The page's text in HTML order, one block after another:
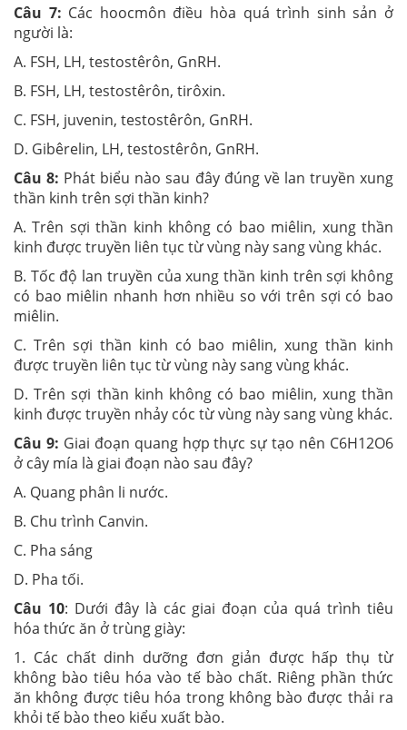
Câu 7: Các hoocmôn điều hòa quá trình sinh sản ở
người là:
A. FSH, LH, testostêrôn, GnRH.
B. FSH, LH, testostêrôn, tirôxin.
C. FSH, juvenin, testostêrôn, GnRH.
D. Gibêrelin, LH, testostêrôn, GnRH.
Câu 8: Phát biểu nào sau đây đúng về lan truyền xung
thần kinh trên sợi thần kinh?
A. Trên sợi thần kinh không có bao miêlin, xung thần
kinh được truyền liên tục từ vùng này sang vùng khác.
B. Tốc độ lan truyền của xung thần kinh trên sợi không
có bao miêlin nhanh hơn nhiều so với trên sợi có bao
miêlin.
C. Trên sợi thần kinh có bao miêlin, xung thần kinh
được truyền liên tục từ vùng này sang vùng khác.
D. Trên sợi thần kinh không có bao miêlin, xung thần
kinh được truyền nhảy cóc từ vùng này sang vùng khác.
Câu 9: Giai đoạn quang hợp thực sự tạo nên C6H12O6
ở cây mía là giai đoạn nào sau đây?
A. Quang phân li nước.
B. Chu trình Canvin.
C. Pha sáng
D. Pha tối.
Câu 10: Dưới đây là các giai đoạn của quá trình tiêu
hóa thức ăn ở trùng giày:
1. Các chất dinh dưỡng đơn giản được hấp thụ từ
không bào tiêu hóa vào tế bào chất. Riêng phần thức
ăn không được tiêu hóa trong không bào được thải ra
khỏi tế bào theo kiểu xuất bào.